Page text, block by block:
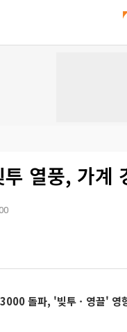
열풍, 가계
돌파, '빚투ㆍ영끌' 영